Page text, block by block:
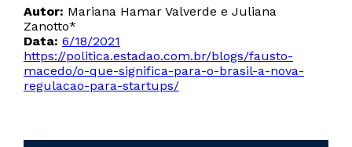
Autor: Mariana Hamar Valverde e Juliana
Zanotto*
Data: 6/18/2021
https://politica.estadao.com.br/blogs/fausto-
macedo/o-que-significa-para-o-brasil-a-nova-
regulacao-para-startups/